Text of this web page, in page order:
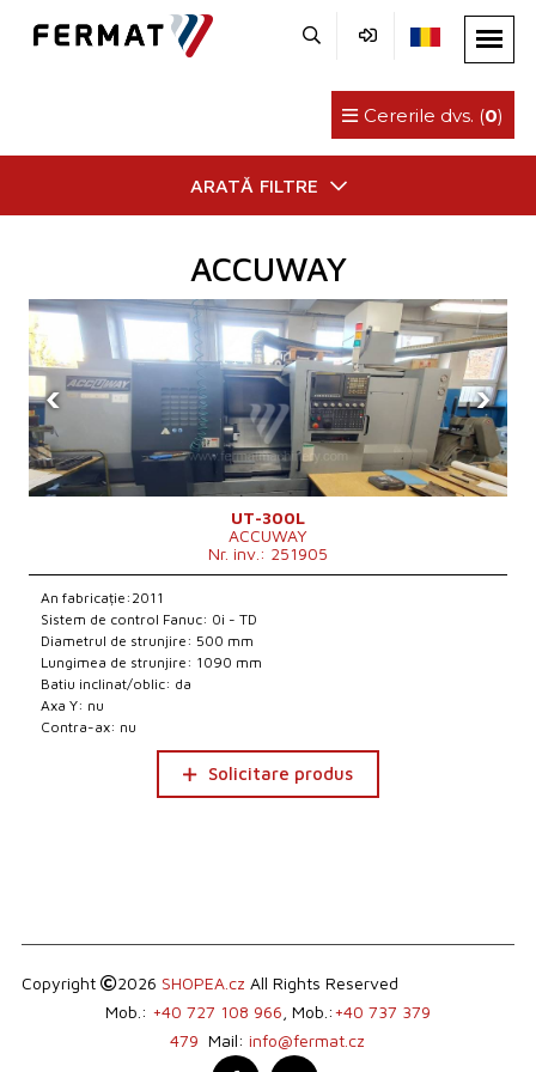
Cererile dvs. (0)
ARATĂ FILTRE
ACCUWAY
‹ ›
UT-300L
ACCUWAY
Nr. inv.: 251905
An fabricație:2011
Sistem de control Fanuc: 0i - TD
Diametrul de strunjire: 500 mm
Lungimea de strunjire: 1090 mm
Batiu inclinat/oblic: da
Axa Y: nu
Contra-ax: nu
Solicitare produs
Copyright 2026 SHOPEA.cz All Rights Reserved
Mob.: +40 727 108 966 , Mob.:+40 737 379
479 Mail: info@fermat.cz